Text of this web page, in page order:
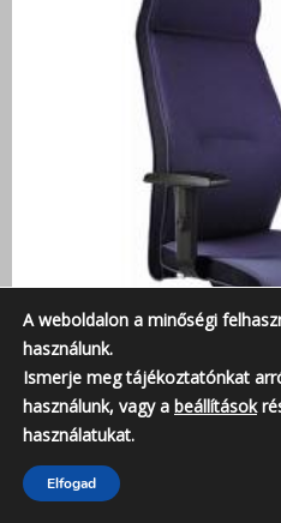
A weboldalon a minőségi
használunk.
Ismerje meg tájékoztatónkat
használunk, vagy a beállítások
használatukat.
Elfogad